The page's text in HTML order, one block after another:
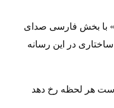
با بخش فارسی صدای
در این رسانه
است هر لحظه رخ دهد